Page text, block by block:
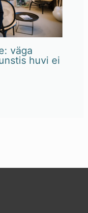
väga
huvi ei